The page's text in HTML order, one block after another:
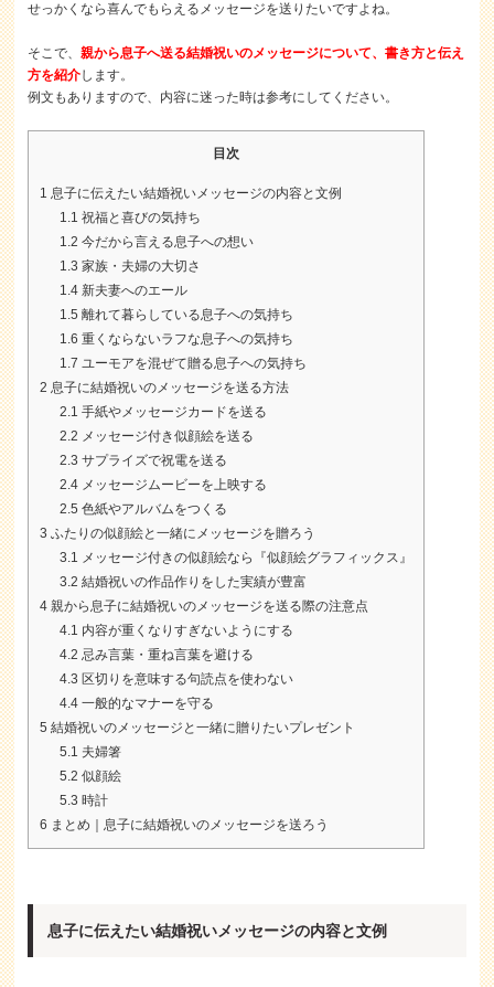
せっかくなら喜んでもらえるメッセージを送りたいですよね。
そこで、親から息子へ送る結婚祝いのメッセージについて、書き方と伝え
方を紹介します。
例文もありますので、内容に迷った時は参考にしてください。
目次
1 息子に伝えたい結婚祝いメッセージの内容と文例
1.1 祝福と喜びの気持ち
1.2 今だから言える息子への想い
1.3 家族・夫婦の大切さ
1.4 新夫妻へのエール
1.5 離れて暮らしている息子への気持ち
1.6 重くならないラフな息子への気持ち
1.7 ユーモアを混ぜて贈る息子への気持ち
2 息子に結婚祝いのメッセージを送る方法
2.1 手紙やメッセージカードを送る
2.2 メッセージ付き似顔絵を送る
2.3 サプライズで祝電を送る
2.4 メッセージムービーを上映する
2.5 色紙やアルバムをつくる
3 ふたりの似顔絵と一緒にメッセージを贈ろう
3.1 メッセージ付きの似顔絵なら『似顔絵グラフィックス』
3.2 結婚祝いの作品作りをした実績が豊富
4 親から息子に結婚祝いのメッセージを送る際の注意点
4.1 内容が重くなりすぎないようにする
4.2 忌み言葉・重ね言葉を避ける
4.3 区切りを意味する句読点を使わない
4.4 一般的なマナーを守る
5 結婚祝いのメッセージと一緒に贈りたいプレゼント
5.1 夫婦箸
5.2 似顔絵
5.3 時計
6 まとめ｜息子に結婚祝いのメッセージを送ろう
息子に伝えたい結婚祝いメッセージの内容と文例